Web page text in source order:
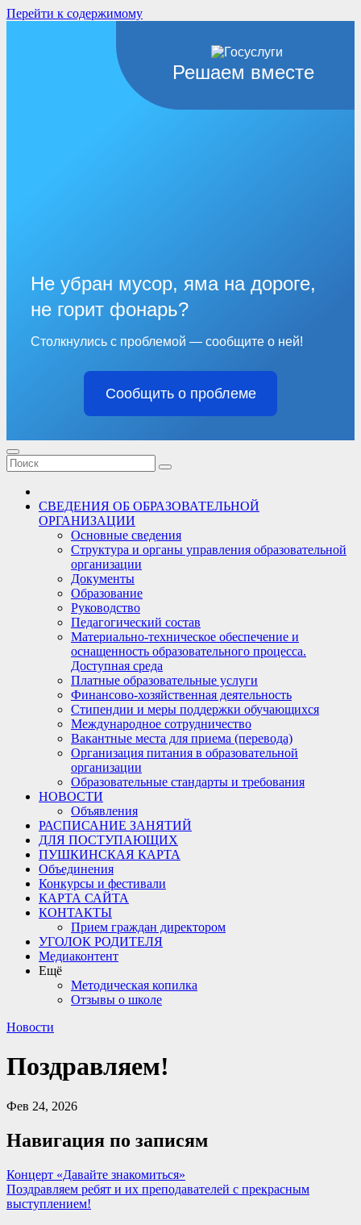
Перейти к содержимому
Решаем вместе
Не убран мусор, яма на дороге,
не горит фонарь?
Столкнулись с проблемой — сообщите о ней!
Сообщить о проблеме
СВЕДЕНИЯ ОБ ОБРАЗОВАТЕЛЬНОЙ
ОРГАНИЗАЦИИ
Основные сведения
Структура и органы управления образовательной
организации
Документы
Образование
Руководство
Педагогический состав
Материально-техническое обеспечение и
оснащенность образовательного процесса.
Доступная среда
Платные образовательные услуги
Финансово-хозяйственная деятельность
Стипендии и меры поддержки обучающихся
Международное сотрудничество
Вакантные места для приема (перевода)
Организация питания в образовательной
организации
Образовательные стандарты и требования
НОВОСТИ
Объявления
РАСПИСАНИЕ ЗАНЯТИЙ
ДЛЯ ПОСТУПАЮЩИХ
ПУШКИНСКАЯ КАРТА
Объединения
Конкурсы и фестивали
КАРТА САЙТА
КОНТАКТЫ
Прием граждан директором
УГОЛОК РОДИТЕЛЯ
Медиаконтент
Ещё
Методическая копилка
Отзывы о школе
Новости
Поздравляем!
Фев 24, 2026
Навигация по записям
Концерт «Давайте знакомиться»
Поздравляем ребят и их преподавателей с прекрасным
выступлением!